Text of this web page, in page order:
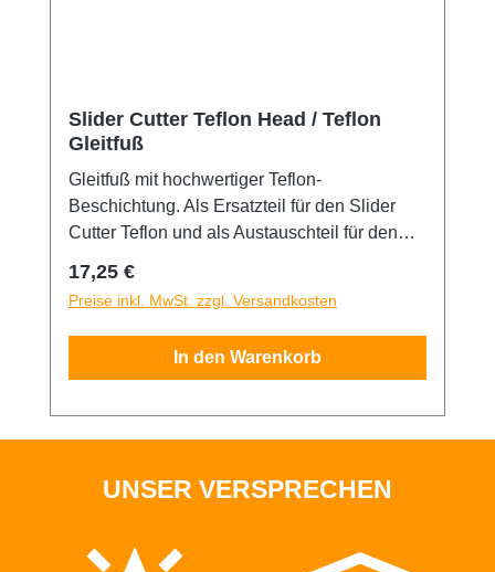
Slider Cutter Teflon Head / Teflon
Gleitfuß
Gleitfuß mit hochwertiger Teflon-
Beschichtung. Als Ersatzteil für den Slider
Cutter Teflon und als Austauschteil für den
Gleiteigenschaften durch Teflonbeschichtung.
Kein Anhaften an offenen Klebeschichten.
Regulärer Preis:
17,25 €
Preise inkl. MwSt. zzgl. Versandkosten
In den Warenkorb
UNSER VERSPRECHEN